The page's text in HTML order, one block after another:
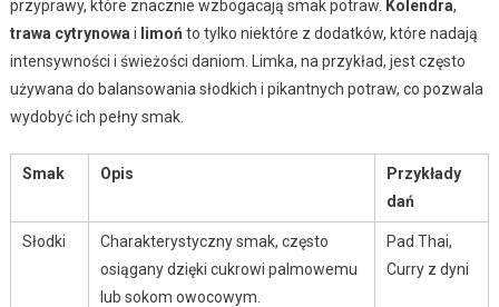
przyprawy, które znacznie wzbogacają smak potraw. Kolendra,
trawa cytrynowa i limoń to tylko niektóre z dodatków, które nadają
intensywności i świeżości daniom. Limka, na przykład, jest często
używana do balansowania słodkich i pikantnych potraw, co pozwala
wydobyć ich pełny smak.
Smak Opis
Przykłady
dań
Słodki
Charakterystyczny smak, często
osiągany dzięki cukrowi palmowemu
lub sokom owocowym.
Pad Thai,
Curry z dyni